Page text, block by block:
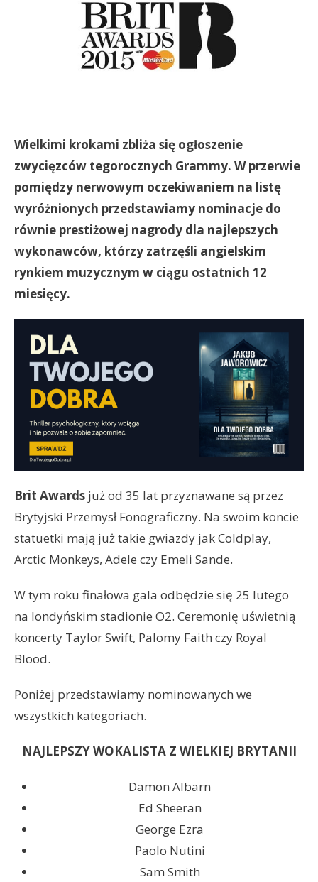
Wielkimi krokami zbliża się ogłoszenie
zwycięzców tegorocznych Grammy. W przerwie
pomiędzy nerwowym oczekiwaniem na listę
wyróżnionych przedstawiamy nominacje do
równie prestiżowej nagrody dla najlepszych
wykonawców, którzy zatrzęśli angielskim
rynkiem muzycznym w ciągu ostatnich 12
miesięcy.
Brit Awards już od 35 lat przyznawane są przez
Brytyjski Przemysł Fonograficzny. Na swoim koncie
statuetki mają już takie gwiazdy jak Coldplay,
Arctic Monkeys, Adele czy Emeli Sande.
W tym roku finałowa gala odbędzie się 25 lutego
na londyńskim stadionie O2. Ceremonię uświetnią
koncerty Taylor Swift, Palomy Faith czy Royal
Blood.
Poniżej przedstawiamy nominowanych we
wszystkich kategoriach.
NAJLEPSZY WOKALISTA Z WIELKIEJ BRYTANII
Damon Albarn
Ed Sheeran
George Ezra
Paolo Nutini
Sam Smith